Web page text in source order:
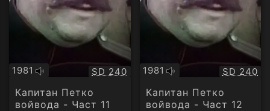
1981
Оригинално
аудио
Качество:
SD 240
Капитан Петко
войвода - Част 11
1981
Оригинално
аудио
SD 240
Капитан Петко
войвода - Част 12